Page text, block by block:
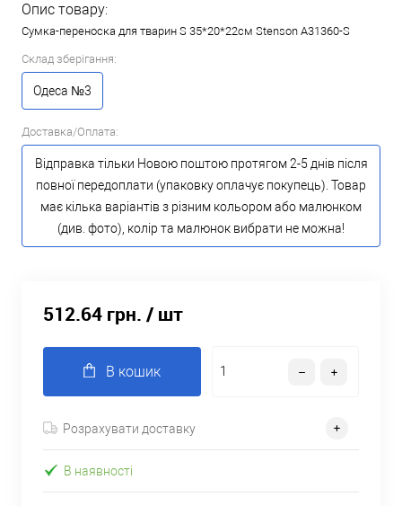
Опис товару:
Сумка-переноска для тварин S 35*20*22см Stenson A31360-S
Склад зберігання:
Одеса №3
Доставка/Оплата:
Відправка тільки Новою поштою протягом 2-5 днів після
повної передоплати (упаковку оплачує покупець). Товар
має кілька варіантів з різним кольором або малюнком
(див. фото), колір та малюнок вибрати не можна!
512.64 грн. / шт
В кошик
Розрахувати доставку
В наявності